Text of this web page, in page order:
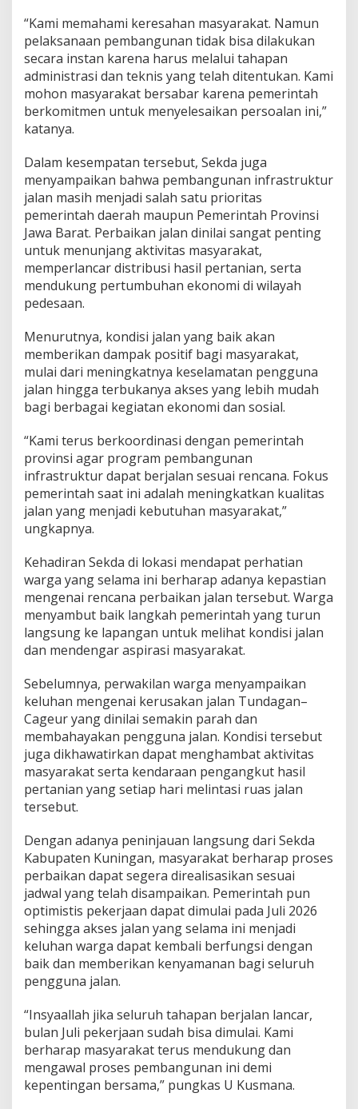
“Kami memahami keresahan masyarakat. Namun
pelaksanaan pembangunan tidak bisa dilakukan
secara instan karena harus melalui tahapan
administrasi dan teknis yang telah ditentukan. Kami
mohon masyarakat bersabar karena pemerintah
berkomitmen untuk menyelesaikan persoalan ini,”
katanya.
Dalam kesempatan tersebut, Sekda juga
menyampaikan bahwa pembangunan infrastruktur
jalan masih menjadi salah satu prioritas
pemerintah daerah maupun Pemerintah Provinsi
Jawa Barat. Perbaikan jalan dinilai sangat penting
untuk menunjang aktivitas masyarakat,
memperlancar distribusi hasil pertanian, serta
mendukung pertumbuhan ekonomi di wilayah
pedesaan.
Menurutnya, kondisi jalan yang baik akan
memberikan dampak positif bagi masyarakat,
mulai dari meningkatnya keselamatan pengguna
jalan hingga terbukanya akses yang lebih mudah
bagi berbagai kegiatan ekonomi dan sosial.
“Kami terus berkoordinasi dengan pemerintah
provinsi agar program pembangunan
infrastruktur dapat berjalan sesuai rencana. Fokus
pemerintah saat ini adalah meningkatkan kualitas
jalan yang menjadi kebutuhan masyarakat,”
ungkapnya.
Kehadiran Sekda di lokasi mendapat perhatian
warga yang selama ini berharap adanya kepastian
mengenai rencana perbaikan jalan tersebut. Warga
menyambut baik langkah pemerintah yang turun
langsung ke lapangan untuk melihat kondisi jalan
dan mendengar aspirasi masyarakat.
Sebelumnya, perwakilan warga menyampaikan
keluhan mengenai kerusakan jalan Tundagan–
Cageur yang dinilai semakin parah dan
membahayakan pengguna jalan. Kondisi tersebut
juga dikhawatirkan dapat menghambat aktivitas
masyarakat serta kendaraan pengangkut hasil
pertanian yang setiap hari melintasi ruas jalan
tersebut.
Dengan adanya peninjauan langsung dari Sekda
Kabupaten Kuningan, masyarakat berharap proses
perbaikan dapat segera direalisasikan sesuai
jadwal yang telah disampaikan. Pemerintah pun
optimistis pekerjaan dapat dimulai pada Juli 2026
sehingga akses jalan yang selama ini menjadi
keluhan warga dapat kembali berfungsi dengan
baik dan memberikan kenyamanan bagi seluruh
pengguna jalan.
“Insyaallah jika seluruh tahapan berjalan lancar,
bulan Juli pekerjaan sudah bisa dimulai. Kami
berharap masyarakat terus mendukung dan
mengawal proses pembangunan ini demi
kepentingan bersama,” pungkas U Kusmana.